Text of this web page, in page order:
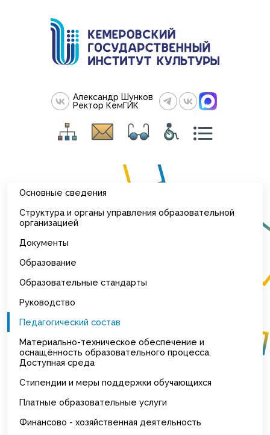
Александр Шунков
Ректор КемГИК
Основные сведения
Структура и органы управления образовательной
организацией
Документы
Образование
Образовательные стандарты
Руководство
Педагогический состав
Материально-техническое обеспечение и
оснащённость образовательного процесса.
Доступная среда
Стипендии и меры поддержки обучающихся
Платные образовательные услуги
Финансово - хозяйственная деятельность